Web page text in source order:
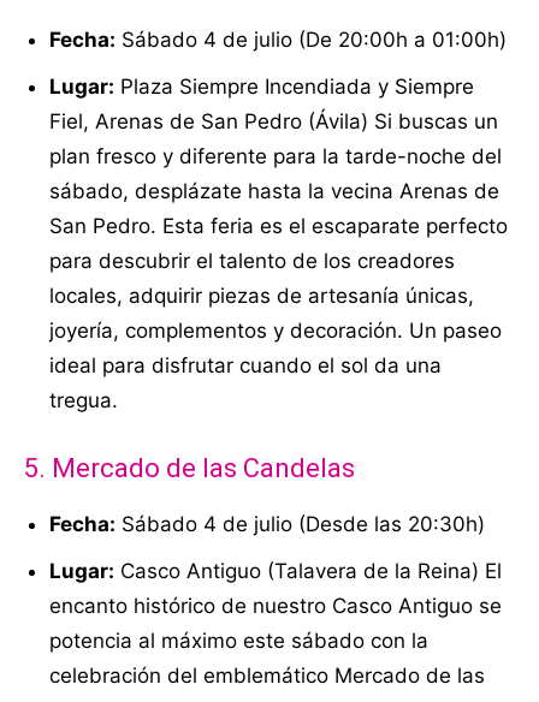
Fecha: Sábado 4 de julio (De 20:00h a 01:00h)
Lugar: Plaza Siempre Incendiada y Siempre
Fiel, Arenas de San Pedro (Ávila) Si buscas un
plan fresco y diferente para la tarde-noche del
sábado, desplázate hasta la vecina Arenas de
San Pedro. Esta feria es el escaparate perfecto
para descubrir el talento de los creadores
locales, adquirir piezas de artesanía únicas,
joyería, complementos y decoración. Un paseo
ideal para disfrutar cuando el sol da una
tregua.
5. Mercado de las Candelas
Fecha: Sábado 4 de julio (Desde las 20:30h)
Lugar: Casco Antiguo (Talavera de la Reina) El
encanto histórico de nuestro Casco Antiguo se
potencia al máximo este sábado con la
celebración del emblemático Mercado de las